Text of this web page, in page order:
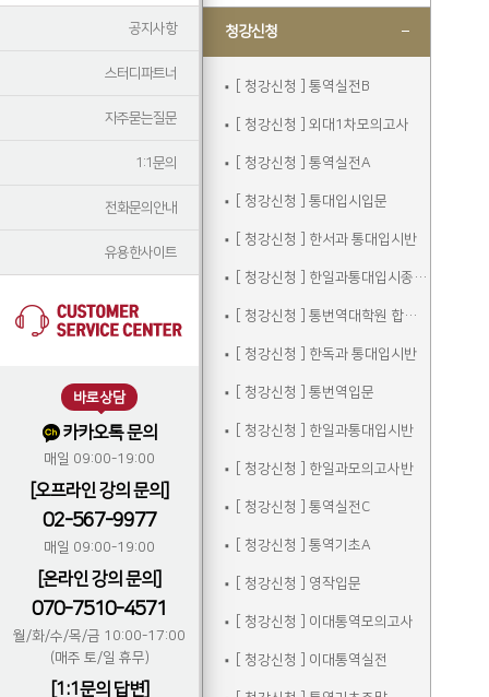
공지사항
스터디파트너
자주묻는질문
1:1문의
전화문의안내
유용한사이트
바로상담
카카오톡 문의
매일 09:00-19:00
[오프라인 강의 문의]
02-567-9977
매일 09:00-19:00
[온라인 강의 문의]
070-7510-4571
월/화/수/목/금 10:00-17:00
(매주 토/일 휴무)
[1:1문의 답변]
청강신청
[ 청강신청 ] 통역실전B
[ 청강신청 ] 외대1차모의고사
[ 청강신청 ] 통역실전A
[ 청강신청 ] 통대입시입문
[ 청강신청 ] 한서과 통대입시반
[ 청강신청 ] 한일과통대입시종합반
[ 청강신청 ] 통번역대학원 합격자 선행학습
[ 청강신청 ] 한독과 통대입시반
[ 청강신청 ] 통번역입문
[ 청강신청 ] 한일과통대입시반
[ 청강신청 ] 한일과모의고사반
[ 청강신청 ] 통역실전C
[ 청강신청 ] 통역기초A
[ 청강신청 ] 영작입문
[ 청강신청 ] 이대통역모의고사
[ 청강신청 ] 이대통역실전